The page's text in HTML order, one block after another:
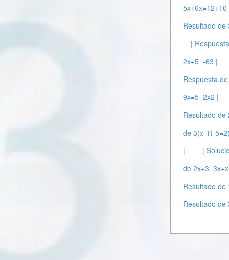
5x+6x=12+10
Resultado de
|
2x+5=-63 |
Respuesta
9x=5−2x2 |
Resultado
de 3(x-1)-
|
|
de
Resultado de
Resultado